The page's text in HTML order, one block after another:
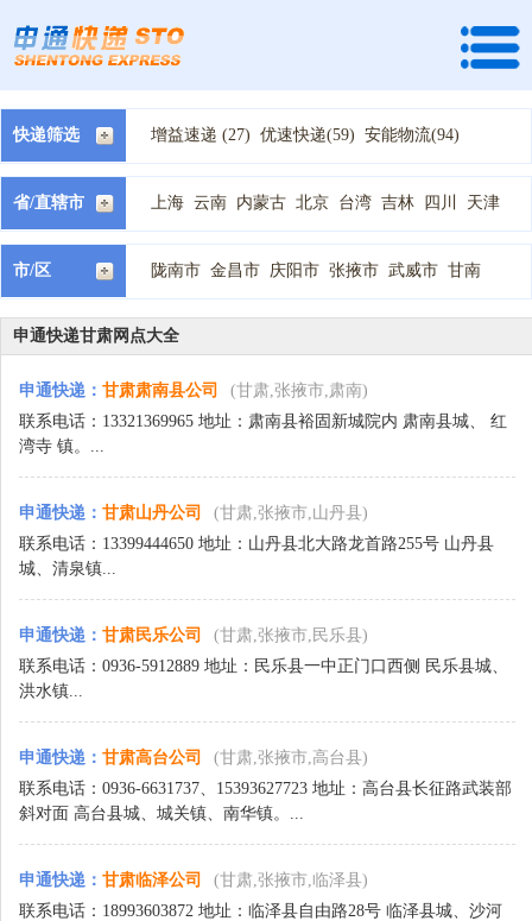
快递筛选 增益速递 (27) 优速快递(59) 安能物流(94)
快捷快递(54) 全峰快递(60) 龙邦速运 (13)
天地华宇 (37)
速尔快递(26)
宅急送快递(149)
德邦物流(46) 顺丰快递(14) 天天快递(96)
百世汇通快递(114) 申通快递(93) 圆通快递(75)
佳吉快递 (10)
远成物流 (2)
省/直辖市 上海 云南 内蒙古 北京 台湾 吉林 四川
天津
宁夏 安徽 山东 山西 广东 广西 新疆 江苏 江西
河北 河南 浙江 海南 湖北 湖南 甘肃 福建
市/区 陇南市 金昌市 庆阳市 张掖市 武威市 甘南
白银市 酒泉市 平凉市 定西市 临夏 兰州市
嘉峪关市
申通快递甘肃网点大全
申通快递 ： 甘肃肃南县公司
(甘肃,张掖市,肃南)
联系电话：13321369965 地址：肃南县裕固新城院内 肃南县城、 红
湾寺 镇。...
申通快递 ： 甘肃山丹公司
(甘肃,张掖市,山丹县)
联系电话：13399444650 地址：山丹县北大路龙首路255号 山丹县
城、清泉镇...
申通快递 ： 甘肃民乐公司
(甘肃,张掖市,民乐县)
联系电话：0936-5912889 地址：民乐县一中正门口西侧 民乐县城、
洪水镇...
申通快递 ： 甘肃高台公司
(甘肃,张掖市,高台县)
联系电话：0936-6631737、15393627723 地址：高台县长征路武装部
斜对面 高台县城、城关镇、南华镇。...
申通快递 ： 甘肃临泽公司
(甘肃,张掖市,临泽县)
联系电话：18993603872 地址：临泽县自由路28号 临泽县城、沙河